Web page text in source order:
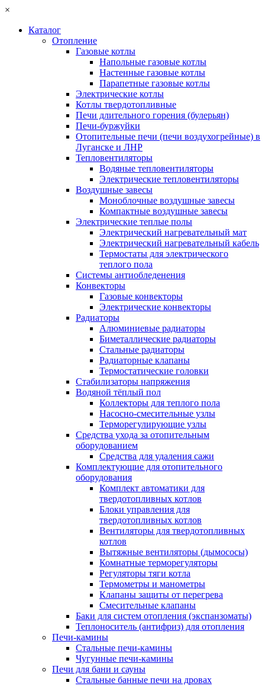
×
Каталог
Отопление
Газовые котлы
Напольные газовые котлы
Настенные газовые котлы
Парапетные газовые котлы
Электрические котлы
Котлы твердотопливные
Печи длительного горения (булерьян)
Печи-буржуйки
Отопительные печи (печи воздухогрейные) в
Луганске и ЛНР
Тепловентиляторы
Водяные тепловентиляторы
Электрические тепловентиляторы
Воздушные завесы
Моноблочные воздушные завесы
Компактные воздушные завесы
Электрические теплые полы
Электрический нагревательный мат
Электрический нагревательный кабель
Термостаты для электрического
теплого пола
Системы антиобледенения
Конвекторы
Газовые конвекторы
Электрические конвекторы
Радиаторы
Алюминиевые радиаторы
Биметаллические радиаторы
Стальные радиаторы
Радиаторные клапаны
Термостатические головки
Стабилизаторы напряжения
Водяной тёплый пол
Коллекторы для теплого пола
Насосно-смесительные узлы
Терморегулирующие узлы
Средства ухода за отопительным
оборудованием
Средства для удаления сажи
Комплектующие для отопительного
оборудования
Комплект автоматики для
твердотопливных котлов
Блоки управления для
твердотопливных котлов
Вентиляторы для твердотопливных
котлов
Вытяжные вентиляторы (дымососы)
Комнатные терморегуляторы
Регуляторы тяги котла
Термометры и манометры
Клапаны защиты от перегрева
Смесительные клапаны
Баки для систем отопления (экспанзоматы)
Теплоноситель (антифриз) для отопления
Печи-камины
Стальные печи-камины
Чугунные печи-камины
Печи для бани и сауны
Стальные банные печи на дровах